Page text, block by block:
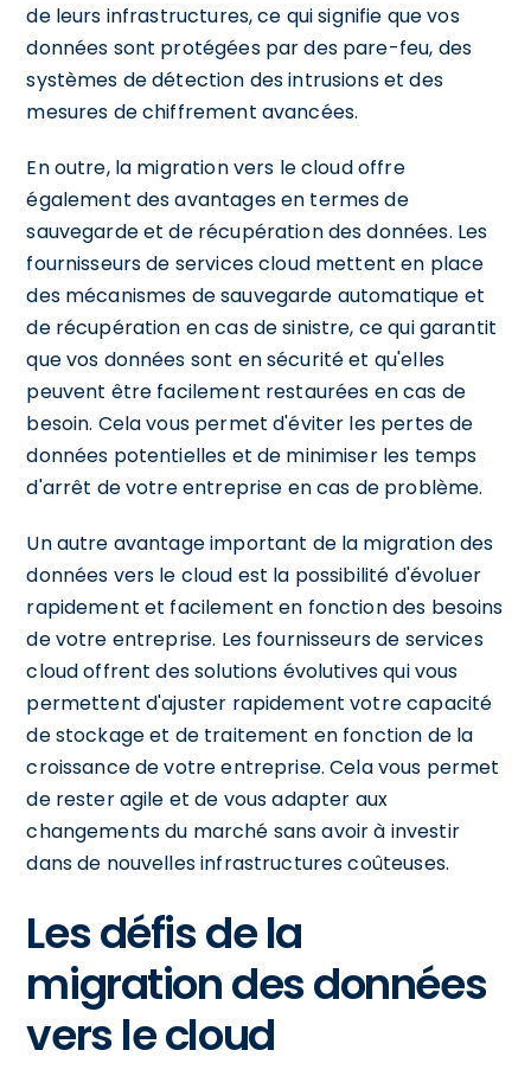
de leurs infrastructures, ce qui signifie que vos
données sont protégées par des pare-feu, des
systèmes de détection des intrusions et des
mesures de chiffrement avancées.
En outre, la migration vers le cloud offre
également des avantages en termes de
sauvegarde et de récupération des données. Les
fournisseurs de services cloud mettent en place
des mécanismes de sauvegarde automatique et
de récupération en cas de sinistre, ce qui garantit
que vos données sont en sécurité et qu'elles
peuvent être facilement restaurées en cas de
besoin. Cela vous permet d'éviter les pertes de
données potentielles et de minimiser les temps
d'arrêt de votre entreprise en cas de problème.
Un autre avantage important de la migration des
données vers le cloud est la possibilité d'évoluer
rapidement et facilement en fonction des besoins
de votre entreprise. Les fournisseurs de services
cloud offrent des solutions évolutives qui vous
permettent d'ajuster rapidement votre capacité
de stockage et de traitement en fonction de la
croissance de votre entreprise. Cela vous permet
de rester agile et de vous adapter aux
changements du marché sans avoir à investir
dans de nouvelles infrastructures coûteuses.
Les défis de la
migration des données
vers le cloud